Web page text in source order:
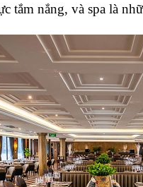
tắm nắng, và spa là